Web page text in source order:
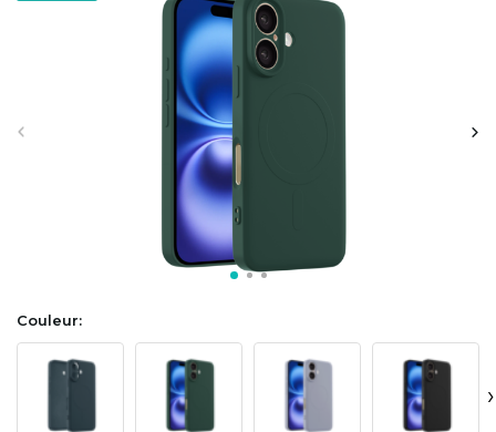
Couleur:
›